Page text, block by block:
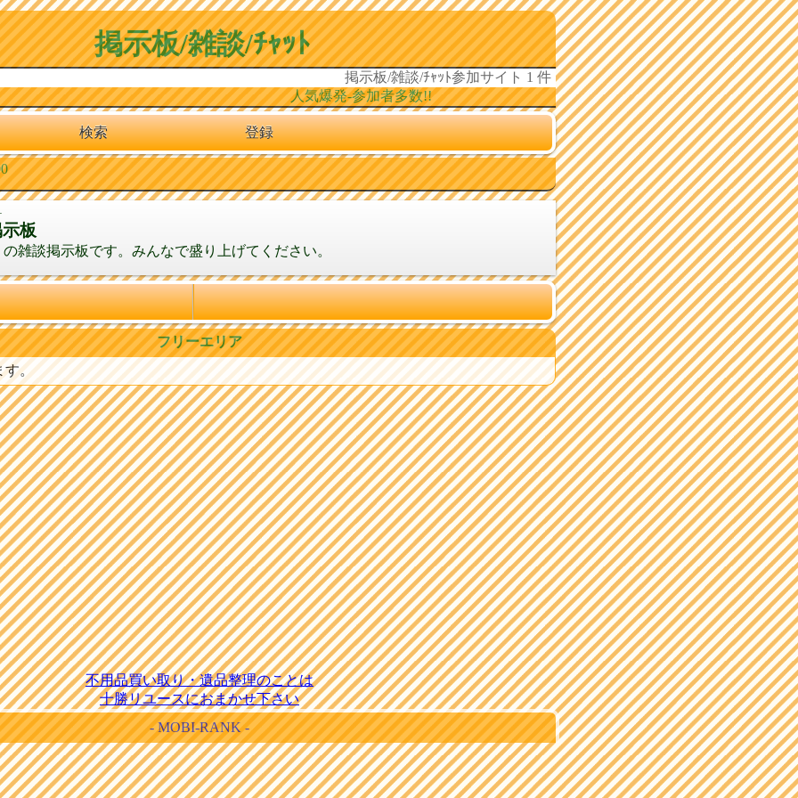
掲示板/雑談/ﾁｬｯﾄ
掲示板/雑談/ﾁｬｯﾄ参加サイト 1 件
人気爆発-参加者多数!!
検索 登録
板
雑談掲示板です。みんなで盛り上げてください。
フリーエリア
す。
不用品買い取り・遺品整理のことは
十勝リユースにおまかせ下さい
- MOBI-RANK -